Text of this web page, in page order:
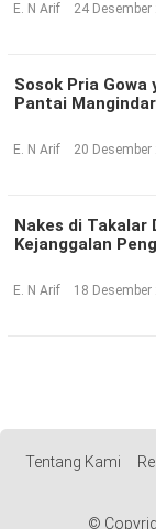
E. N Arif 24
Sosok Pria
Pantai
E. N Arif 20
Nakes di Takalar
Kejanggalan
E. N Arif 18
Tentang Kami
©